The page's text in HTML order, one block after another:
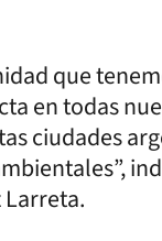
que
en todas
ciudades
Larreta.